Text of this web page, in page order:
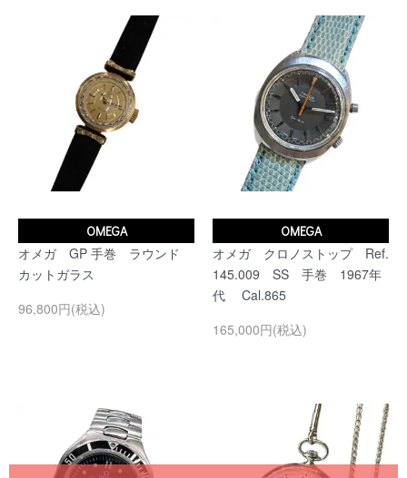
OMEGA
オメガ GP 手巻 ラウンド
カットガラス
96,800円(税込)
OMEGA
オメガ クロノストップ Ref.
145.009 SS 手巻 1967年
代 Cal.865
165,000円(税込)